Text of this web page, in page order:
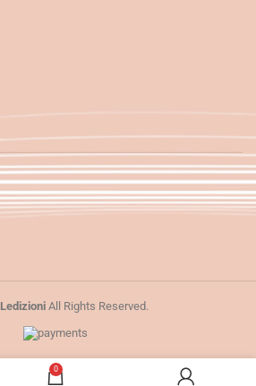
LedizioniAll Rights Reserved.
0